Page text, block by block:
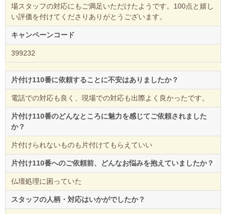
場スタッフの対応にもご満足いただけたようです。100点と嬉し
い評価を付けてくださりありがとうございます。
キャンペーンコード
399232
片付け110番に依頼することに不安はありましたか？
電話での対応も良く、現場での対応も出際よく良かったです。
片付け110番のどんなところに魅力を感じてご依頼されました
か？
片付けられないものも片付けてもらえていい
片付け110番へのご依頼前、どんなお悩みを抱えていましたか？
仏壇処理に困っていた
スタッフの人柄・対応はいかがでしたか？